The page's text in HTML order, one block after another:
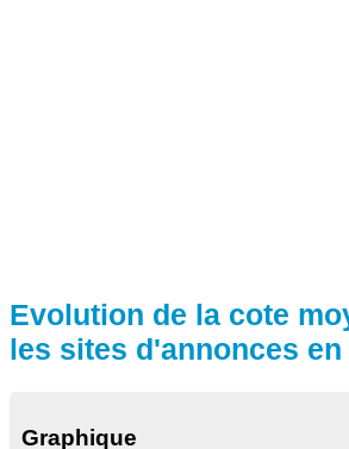
Evolution de la cote
les sites d'annonces en
Graphique